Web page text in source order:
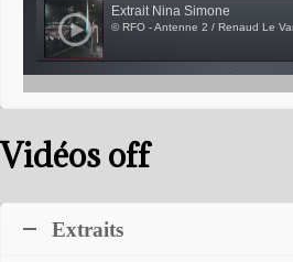
Extrait Nina Simone
© RFO - Antenne 2 / Renaud Le
Etta James
Céline Fleriag
Vidéos off
Extraits